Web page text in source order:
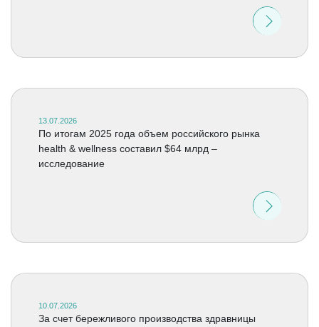
13.07.2026
По итогам 2025 года объем российского рынка
health & wellness составил $64 млрд –
исследование
10.07.2026
За счет бережливого производства здравницы